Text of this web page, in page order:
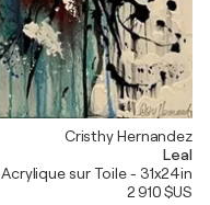
Cristhy Hernandez
Leal
Acrylique sur Toile - 31x24in
2 910 $US